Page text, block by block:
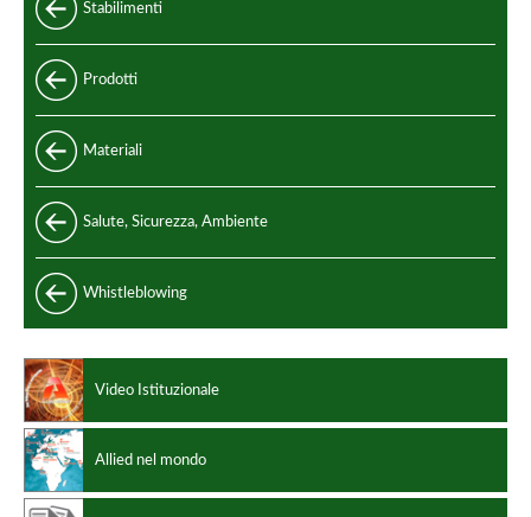
Stabilimenti
Prodotti
Standard
Speciali
Standard di produzione
Materiali
Acciaio e leghe di acciaio
Acciaio inox
Leghe non ferrose
Salute, Sicurezza, Ambiente
Whistleblowing
Video Istituzionale
Allied nel mondo